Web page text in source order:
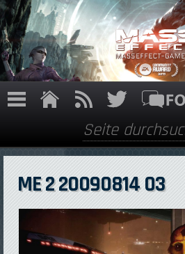
Direkt zum Inhalt
Suchformular
Suche
ME 2 20090814 03